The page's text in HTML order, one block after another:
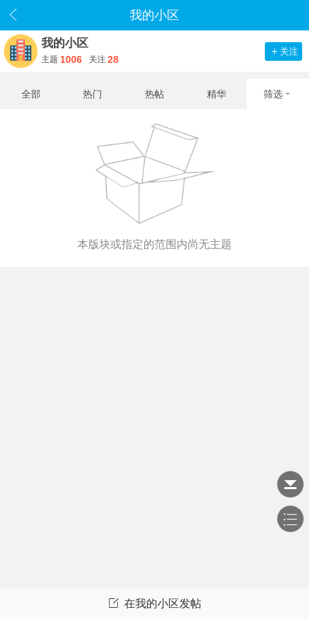
我的小区
我的小区
主题 1006 关注 28
关注
全部 热门 热帖 精华 筛选
本版块或指定的范围内尚无主题
在我的小区发帖